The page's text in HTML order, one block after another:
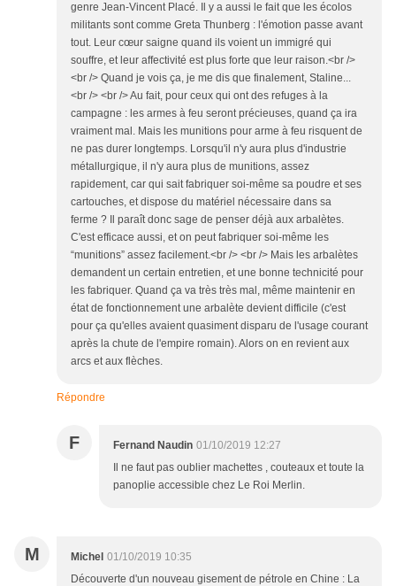
genre Jean-Vincent Placé. Il y a aussi le fait que les écolos
militants sont comme Greta Thunberg : l'émotion passe avant
tout. Leur cœur saigne quand ils voient un immigré qui
souffre, et leur affectivité est plus forte que leur raison.<br />
<br /> Quand je vois ça, je me dis que finalement, Staline...
<br /> <br /> Au fait, pour ceux qui ont des refuges à la
campagne : les armes à feu seront précieuses, quand ça ira
vraiment mal. Mais les munitions pour arme à feu risquent de
ne pas durer longtemps. Lorsqu'il n'y aura plus d'industrie
métallurgique, il n'y aura plus de munitions, assez
rapidement, car qui sait fabriquer soi-même sa poudre et ses
cartouches, et dispose du matériel nécessaire dans sa
ferme ? Il paraît donc sage de penser déjà aux arbalètes.
C'est efficace aussi, et on peut fabriquer soi-même les
“munitions” assez facilement.<br /> <br /> Mais les arbalètes
demandent un certain entretien, et une bonne technicité pour
les fabriquer. Quand ça va très très mal, même maintenir en
état de fonctionnement une arbalète devient difficile (c'est
pour ça qu'elles avaient quasiment disparu de l'usage courant
après la chute de l'empire romain). Alors on en revient aux
arcs et aux flèches.
Répondre
F Fernand Naudin 01/10/2019 12:27
Il ne faut pas oublier machettes , couteaux et toute la
panoplie accessible chez Le Roi Merlin.
M Michel 01/10/2019 10:35
Découverte d'un nouveau gisement de pétrole en Chine : La